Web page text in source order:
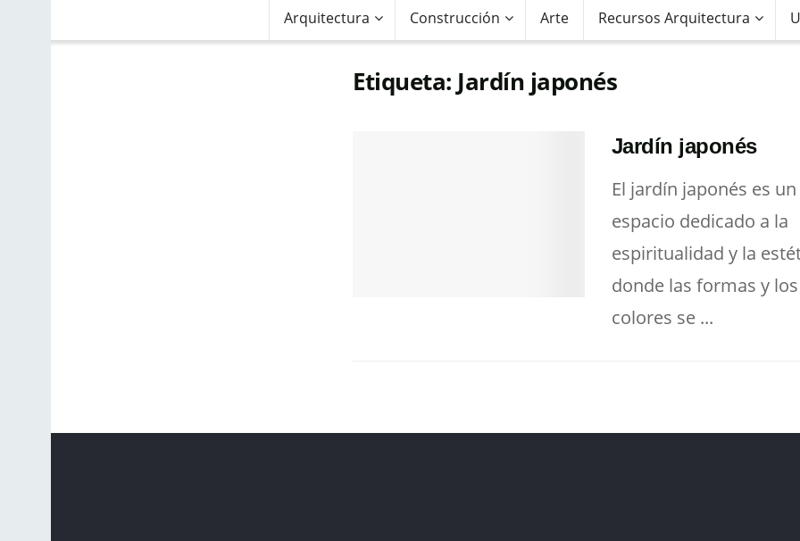
Arquitectura Construcción Arte Recursos Arquitectura
Etiqueta: Jardín japonés
Jardín japonés
El jardín japonés es un
espacio dedicado a la
espiritualidad y la
donde las formas y los
colores se ...